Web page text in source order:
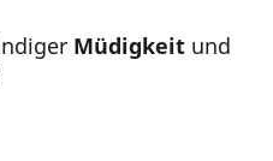
Müdigkeit und